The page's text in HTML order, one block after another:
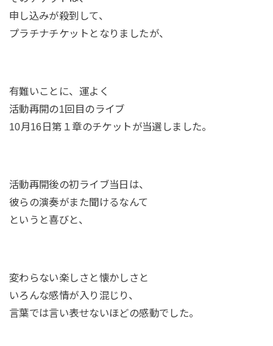
申し込みが殺到して、
プラチナチケットとなりましたが、
有難いことに、運よく
活動再開の1回目のライブ
10月16日第１章のチケットが当選しました。
活動再開後の初ライブ当日は、
彼らの演奏がまた聞けるなんて
というと喜びと、
変わらない楽しさと懐かしさと
いろんな感情が入り混じり、
言葉では言い表せないほどの感動でした。